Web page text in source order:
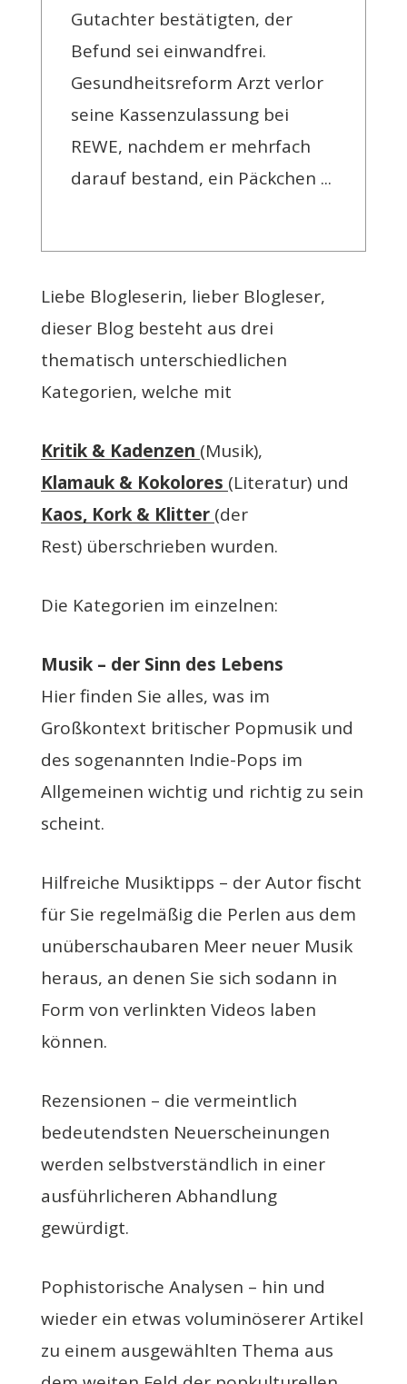
Gutachter bestätigten, der
Befund sei einwandfrei.
Gesundheitsreform Arzt verlor
seine Kassenzulassung bei
REWE, nachdem er mehrfach
darauf bestand, ein Päckchen ...
Liebe Blogleserin, lieber Blogleser,
dieser Blog besteht aus drei
thematisch unterschiedlichen
Kategorien, welche mit
Kritik & Kadenzen (Musik),
Klamauk & Kokolores (Literatur) und
Kaos, Kork & Klitter (der
Rest) überschrieben wurden.
Die Kategorien im einzelnen:
Musik – der Sinn des Lebens
Hier finden Sie alles, was im
Großkontext britischer Popmusik und
des sogenannten Indie-Pops im
Allgemeinen wichtig und richtig zu sein
scheint.
Hilfreiche Musiktipps – der Autor fischt
für Sie regelmäßig die Perlen aus dem
unüberschaubaren Meer neuer Musik
heraus, an denen Sie sich sodann in
Form von verlinkten Videos laben
können.
Rezensionen – die vermeintlich
bedeutendsten Neuerscheinungen
werden selbstverständlich in einer
ausführlicheren Abhandlung
gewürdigt.
Pophistorische Analysen – hin und
wieder ein etwas voluminöserer Artikel
zu einem ausgewählten Thema aus